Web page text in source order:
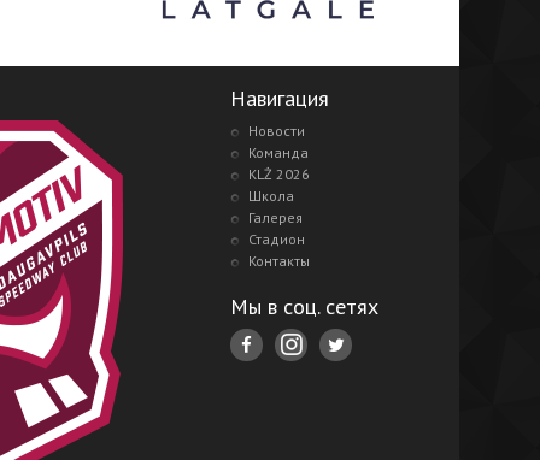
Навигация
Новости
Команда
KLŻ 2026
Школа
Галерея
Стадион
Контакты
Мы в соц. сетях